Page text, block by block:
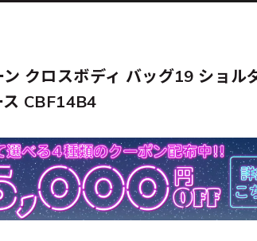
クロスボディ バッグ19 ショル
ス CBF14B4